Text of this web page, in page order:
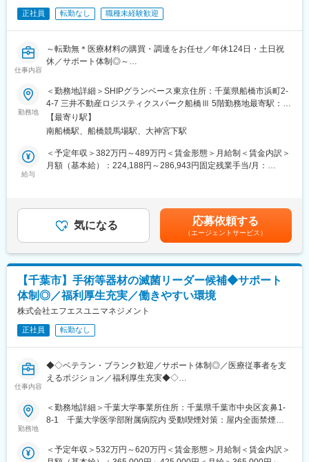
流れを覚えていきますので未経験の方も安心です！
・動物用医薬品、飼料添加物、機械器具などの知識は、メーカー
主催のオンライン勉強会なども頻繁に開催しており、学習機会が
ございます。
・資格取得や研修支援制度が充実しています！
千葉事業部は23名（営業13名）20～60代まで幅広い年代層が在籍
中！
お客様だけでなく社員同士の礼儀も重視し、挨拶を徹底しており
ます。
で活動をしております！
■当社の特徴や魅力：
・創業1974年というのは業界内でも非常に老舗の会社です。長年
の信頼関係を基に、多くのお取引先様に動物用医薬品、医療機器
を提供しております。
・全国にある競合10社の中で、地域密着型の企業として関東では
トップクラスの売上高を誇っています！
・創業以来、「人と動物の健康」をテーマに動薬事業を展開して
います。
・働き方や福利厚生が充実する環境で、安定してスキルアップで
きる環境です！
変更の範囲：会社の定める業務
正社員 転勤なし 職種未経験歓迎
仕事内容
～転勤無＊医療材料の購買・調達をお任せ／年休124日・土日祝
休／サポート体制◎～
【はじめに】
病院の医薬品や医療材料（医薬品・機器・手術道具など）の購
買・調達を行う担当の募集です。担当病院へ訪問し、職員の一員
として関係構築をしながら勤務いただきます。病院の経営におけ
るコスト削減の支援がミッションです。各病院の購買担当者から
「仕入れのコストを抑えたい」「もっと品質のよさにこだわりた
い」といった要望をヒアリングし、購買担当者に代わって医療材
【業務内容】
週のうち1～2日ほど担当施設に訪問し、それ以外の日はオフィス
での提案資料作成や購買データ等の整理・分析を行っています。
・仕入先への価格交渉（病院のコスト削減）
・医療従事者への医療材料提案
・病院との打合せ（30分～1時間程度）
・事務局への報告（材料費削減効果など）
※月に数回、日帰り出張が発生する可能性がございます（基本的に
宿泊は伴わない範囲での担当振り分けとなります）
【体制の魅力】
■サポート体制：
事務職員がデータや資料作り等を行ってくれます。全国各地のメ
■2名以上で業務：
病院への医療材料提案は担当者が単独で動くのではなく、病院内
す。
勤務地
＜勤務地詳細＞SHIPグランベース東京住所：千葉県船橋市浜町2-
4-7 三井不動産ロジスティクスパーク船橋Ⅲ 5階勤務地最寄駅：京
葉線線／南船橋駅受動喫煙対策：屋内全面禁煙変更の範囲：会社
の定める事業所
【最寄り駅】
南船橋駅、船橋競馬場駅、大神宮下駅
給与
＜予定年収＞382万円～489万円＜賃金形態＞月給制＜賃金内訳＞
月額（基本給）：224,188円～286,943円固定残業手当/月：
限定（転勤なし）・ナショナル（転勤あり）ご選択可能ですが、
年収が変動します。■賞与：年2回（6月、12月）■昇給：年1回（6
月）■モデル年収（管理職になった場合）：547万円～613万円賃
金はあくまでも目安の金額であり、選考を通じて上下する可能性
があります。月給(月額)は固定手当を含めた表記です。
気になる 応募依頼する
（エージェントサービス）
【千葉市】手術等器材の滅菌リーダー候補◆サポート
体制◎／福利厚生充実／働きやすい環境
株式会社エフエスユニマネジメント
正社員 転勤なし
仕事内容
◆◇ベテラン・ブランク歓迎／サポート体制◎／医療従事者を支
えるポジション／福利厚生充実◆◇
手術で使用する器材の洗浄・滅菌作業など、医療現場の感染管理
に寄与する業務です。グローブ、エプロン、フェイスシールド等
勤務地
＜勤務地詳細＞千葉大学事業所住所：千葉県千葉市中央区亥鼻1-
8-1 千葉大学医学部附属病院内 受動喫煙対策：屋内全面禁煙変
＜予定年収＞532万円～620万円＜賃金形態＞月給制＜賃金内訳＞